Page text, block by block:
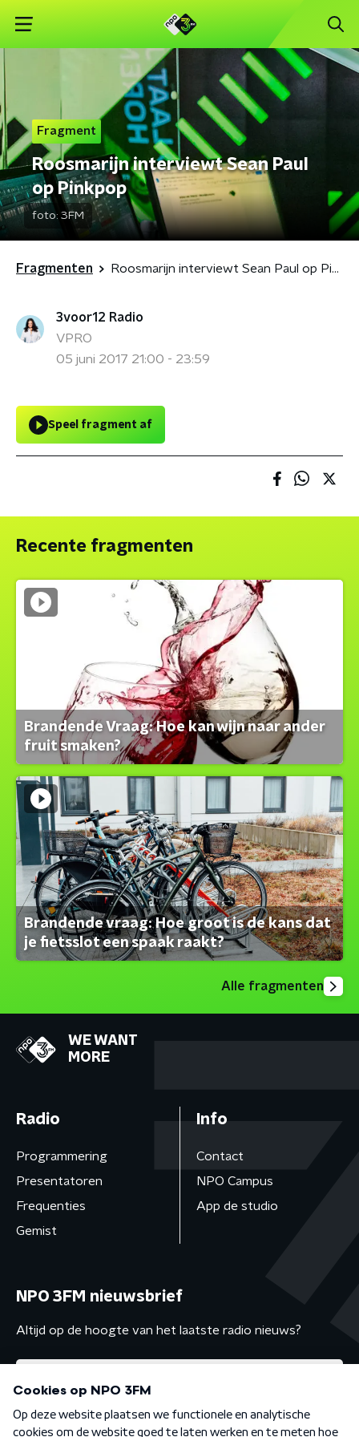
Fragment
Roosmarijn interviewt Sean Paul
op Pinkpop
foto: 3FM
Fragmenten Roosmarijn interviewt Sean Paul op Pinkpop
3voor12 Radio
VPRO
05 juni 2017 21:00 - 23:59
Speel fragment af
Recente fragmenten
Brandende Vraag: Hoe kan wijn naar ander
fruit smaken?
Brandende vraag: Hoe groot is de kans dat
je fietsslot een spaak raakt?
Alle fragmenten
WE WANT
MORE
Radio
Programmering
Presentatoren
Frequenties
Gemist
Info
Contact
NPO Campus
App de studio
NPO 3FM nieuwsbrief
Altijd op de hoogte van het laatste radio nieuws?